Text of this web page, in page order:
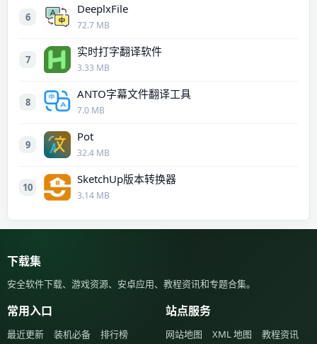
6
DeeplxFile
72.7 MB
7
实时打字翻译软件
3.33 MB
8
ANTO字幕文件翻译工具
7.0 MB
9
Pot
32.4 MB
10
SketchUp版本转换器
3.14 MB
下载集
安全软件下载、游戏资源、安卓应用、教程资讯和专题合集。
常用入口
最近更新 装机必备 排行榜
站点服务
网站地图 XML 地图 教程资讯